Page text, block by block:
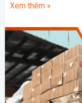
Xem thêm »